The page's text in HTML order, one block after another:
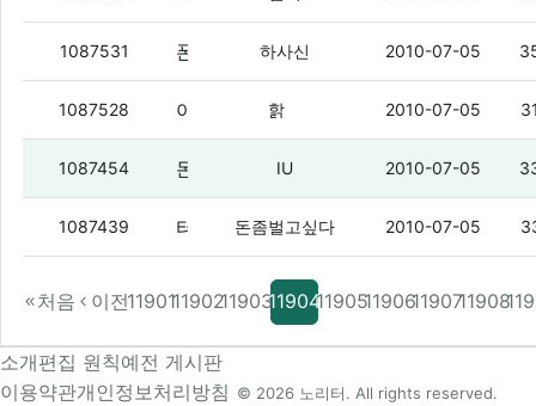
1087531 하사신 2010-07-05
1087528 (4)
핡 2010-07-05
1087454 IU 2010-07-05
1087439 (3)
돈좀벌고싶다 2010-07-05
처음 이전1190111902119031190411905119061190711908
소개편집 원칙예전 게시판
이용약관개인정보처리방침 © 2026 노리터. All rights reserved.